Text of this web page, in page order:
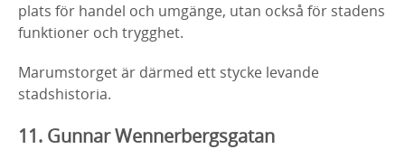
plats för handel och umgänge, utan också för stadens
funktioner och trygghet.
Marumstorgetär därmed ett stycke levande
stadshistoria.
11. Gunnar Wennerbergsgatan